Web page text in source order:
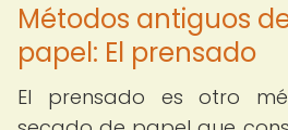
Métodos antiguos
papel: El prensado
El prensado es otro